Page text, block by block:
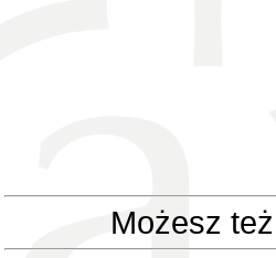
Możesz też